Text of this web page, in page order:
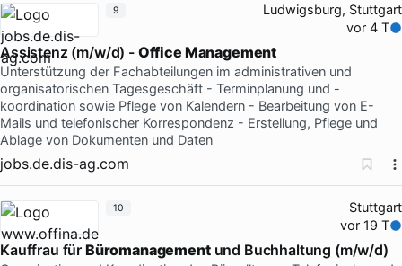
Ludwigsburg, Stuttgart
vor 4 T
Assistenz (m/w/d) - Office Management
Unterstützung der Fachabteilungen im administrativen und
organisatorischen Tagesgeschäft - Terminplanung und -
koordination sowie Pflege von Kalendern - Bearbeitung von E-
Mails und telefonischer Korrespondenz - Erstellung, Pflege und
Ablage von Dokumenten und Daten
jobs.de.dis-ag.com
9
Stuttgart
vor 19 T
Kauffrau für Büromanagementund Buchhaltung (m/w/d)
10